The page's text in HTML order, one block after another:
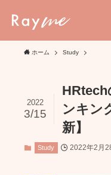
ホーム Study
HRtech
ンキン
新】
2022
3/15
Study 2022年2月